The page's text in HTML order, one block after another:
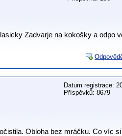
Zadvarje na kokošky a odpo
Datum registrace:
Příspěvků: 8679
Obloha bez mráčku. Co víc si